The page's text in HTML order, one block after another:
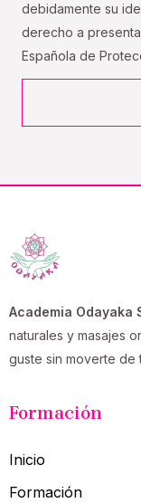
debidamente su
derecho a
Española de
Academia Odayaka
naturales y masajes
guste sin moverte de
Formación
Inicio
Formación